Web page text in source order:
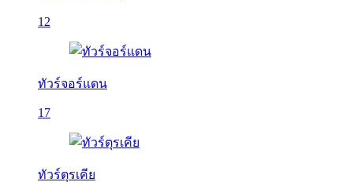
12
ทัวร์จอร์แดน
17
ทัวร์ตุรเคีย